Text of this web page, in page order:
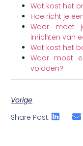
Wat kost het
Hoe richt je
Waar moet
inrichten van
Wat kost het
Waar moet
voldoen?
Vorige
Share Post: